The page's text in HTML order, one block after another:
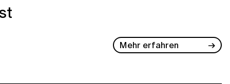
Mehr erfahren